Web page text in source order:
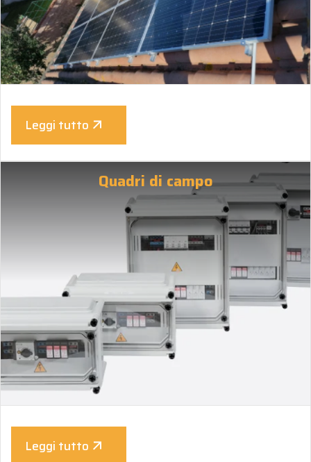
Leggi tutto
Quadri di campo
Leggi tutto